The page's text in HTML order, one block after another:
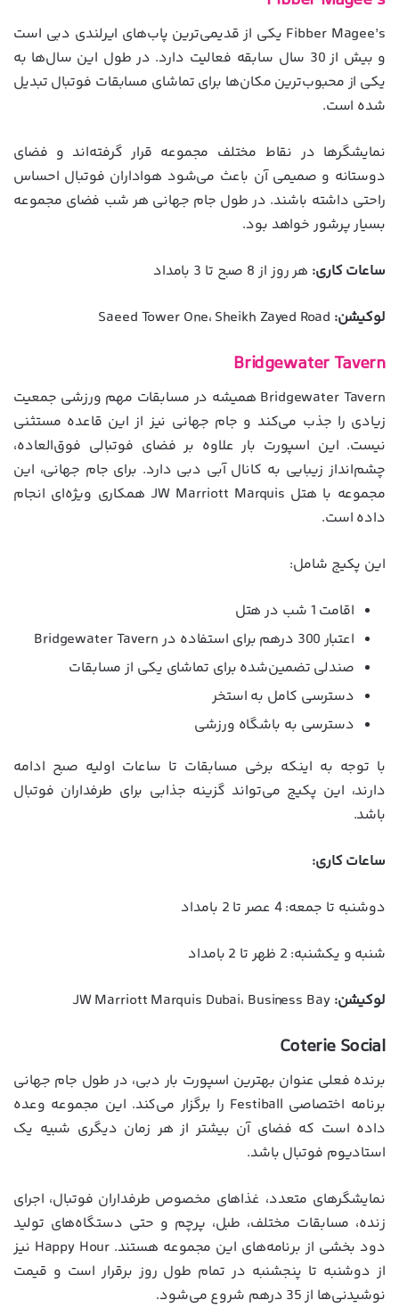
Fibber Magee’s یکی از قدیمی‌ترین پاب‌های ایرلندی دبی است
و بیش از 30 سال سابقه فعالیت دارد. در طول این سال‌ها به
یکی از محبوب‌ترین مکان‌ها برای تماشای مسابقات فوتبال تبدیل
شده است.
نمایشگرها در نقاط مختلف مجموعه قرار گرفته‌اند و فضای
دوستانه و صمیمی آن باعث می‌شود هواداران فوتبال احساس
راحتی داشته باشند. در طول جام جهانی هر شب فضای مجموعه
بسیار پرشور خواهد بود.
ساعات کاری: هر روز از 8 صبح تا 3 بامداد
لوکیشن:
Bridgewater Tavern
Bridgewater Tavern همیشه در مسابقات مهم ورزشی جمعیت
زیادی را جذب می‌کند و جام جهانی نیز از این قاعده مستثنی
نیست. این اسپورت بار علاوه بر فضای فوتبالی فوق‌العاده،
چشم‌انداز زیبایی به کانال آبی دبی دارد. برای جام جهانی، این
مجموعه با هتل JW Marriott Marquis همکاری ویژه‌ای انجام
داده است.
این پکیج شامل:
اقامت 1 شب در هتل
اعتبار 300 درهم برای استفاده در Bridgewater Tavern
صندلی تضمین‌شده برای تماشای یکی از مسابقات
دسترسی کامل به استخر
دسترسی به باشگاه ورزشی
با توجه به اینکه برخی مسابقات تا ساعات اولیه صبح ادامه
دارند، این پکیج می‌تواند گزینه جذابی برای طرفداران فوتبال
باشد.
ساعات کاری:
دوشنبه تا جمعه: 4 عصر تا 2 بامداد
شنبه و یکشنبه: 2 ظهر تا 2 بامداد
لوکیشن: JW Marriott Marquis Dubai، Business Bay
Coterie Social
برنده فعلی عنوان بهترین اسپورت بار دبی، در طول جام جهانی
برنامه اختصاصی Festiball را برگزار می‌کند. این مجموعه وعده
داده است که فضای آن بیشتر از هر زمان دیگری شبیه یک
استادیوم فوتبال باشد.
نمایشگرهای متعدد، غذاهای مخصوص طرفداران فوتبال، اجرای
زنده، مسابقات مختلف، طبل، پرچم و حتی دستگاه‌های تولید
دود بخشی از برنامه‌های این مجموعه هستند. Happy Hour نیز
از دوشنبه تا پنجشنبه در تمام طول روز برقرار است و قیمت
نوشیدنی‌ها از 35 درهم شروع می‌شود.